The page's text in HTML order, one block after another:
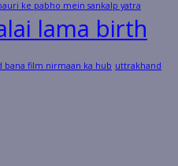
ke pabho mein sankalp yatra
lama birth
bana film nirmaan ka hub uttrakhand